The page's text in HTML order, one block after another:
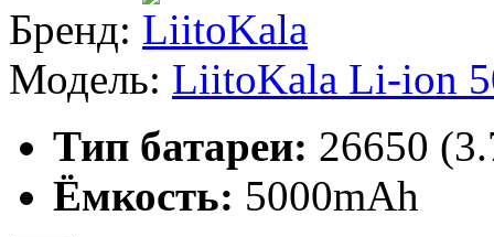
Бренд:
Модель: LiitoKala Li-ion
Тип батареи: 26650
Ёмкость: 5000mAh